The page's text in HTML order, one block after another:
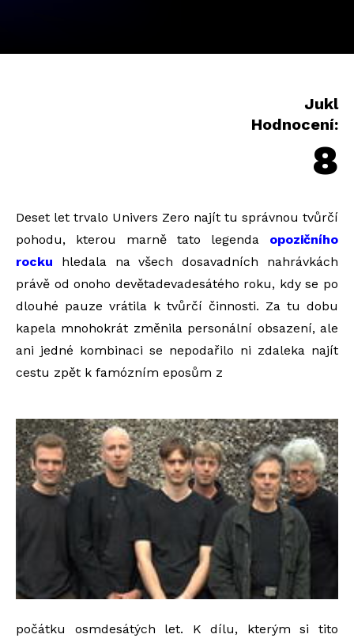
Jukl
Hodnocení:
8
Deset let trvalo Univers Zero najít tu správnou tvůrčí
pohodu, kterou marně tato legenda opozičního
rocku hledala na všech dosavadních nahrávkách
právě od onoho devětadevadesátého roku, kdy se po
dlouhé pauze vrátila k tvůrčí činnosti. Za tu dobu
kapela mnohokrát změnila personální obsazení, ale
ani jedné kombinaci se nepodařilo ni zdaleka najít
cestu zpět k famózním eposům z
počátku osmdesátých let. K dílu, kterým si tito